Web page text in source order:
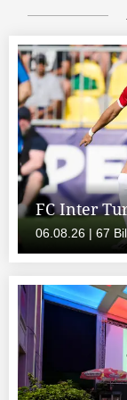
FC Inter
06.08.26 | 67